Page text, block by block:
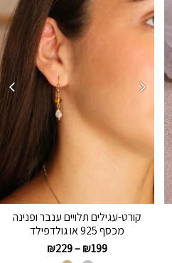
קורט-עגילים תלויים ענבר ופנינה
מכסף 925 או גולדפילד
₪199
–
₪229